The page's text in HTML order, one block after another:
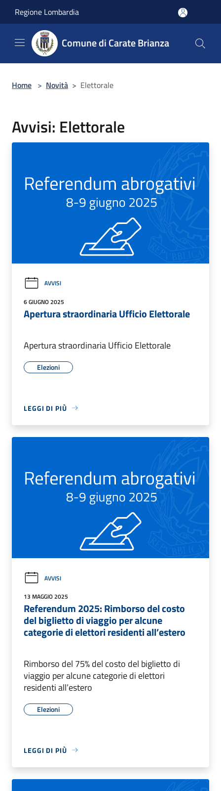
Regione Lombardia
Comune di Carate Brianza
Home > Novità > Elettorale
Avvisi: Elettorale
AVVISI
6 GIUGNO 2025
Apertura straordinaria Ufficio Elettorale
Apertura straordinaria Ufficio Elettorale
Elezioni
LEGGI DI PIÙ
AVVISI
13 MAGGIO 2025
Referendum 2025: Rimborso del costo
del biglietto di viaggio per alcune
categorie di elettori residenti all’estero
Rimborso del 75% del costo del biglietto di
viaggio per alcune categorie di elettori
residenti all’estero
Elezioni
LEGGI DI PIÙ